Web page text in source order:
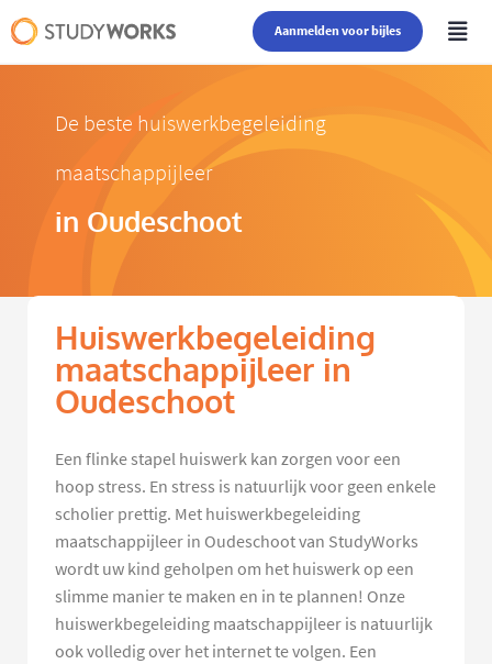
Aanmelden voor bijles
De beste huiswerkbegeleiding
maatschappijleer
in Oudeschoot
Huiswerkbegeleiding
maatschappijleer in
Oudeschoot
Een flinke stapel huiswerk kan zorgen voor een
hoop stress. En stress is natuurlijk voor geen enkele
scholier prettig. Met huiswerkbegeleiding
maatschappijleer in Oudeschoot van StudyWorks
wordt uw kind geholpen om het huiswerk op een
slimme manier te maken en in te plannen! Onze
huiswerkbegeleiding maatschappijleer is natuurlijk
ook volledig over het internet te volgen. Een